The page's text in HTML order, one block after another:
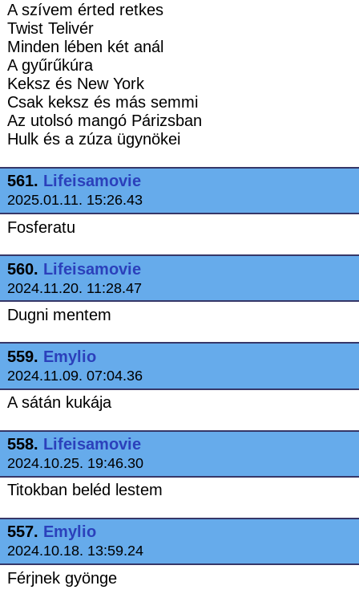
A szívem érted retkes
Twist Telivér
Minden lében két anál
A gyűrűkúra
Keksz és New York
Csak keksz és más semmi
Az utolsó mangó Párizsban
Hulk és a zúza ügynökei
561. Lifeisamovie
2025.01.11. 15:26.43
Fosferatu
560. Lifeisamovie
2024.11.20. 11:28.47
Dugni mentem
559. Emylio
2024.11.09. 07:04.36
A sátán kukája
558. Lifeisamovie
2024.10.25. 19:46.30
Titokban beléd lestem
557. Emylio
2024.10.18. 13:59.24
Férjnek gyönge